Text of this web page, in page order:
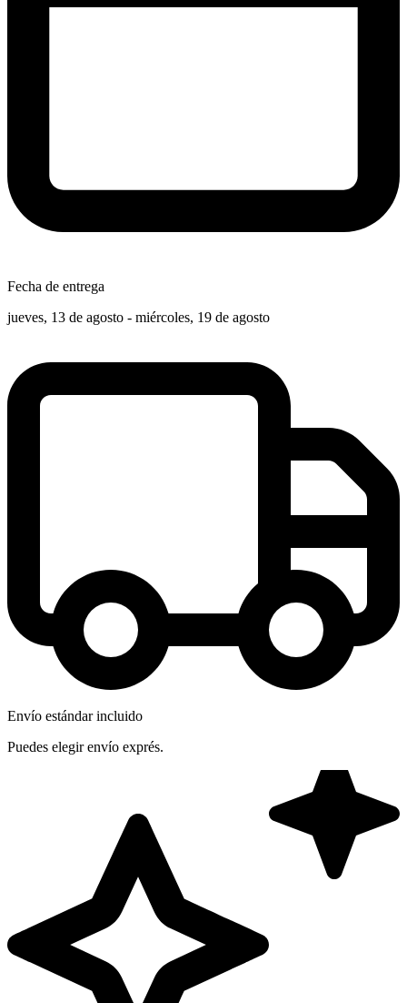
Fecha de entrega
jueves, 13 de agosto - miércoles, 19 de agosto
Envío estándar incluido
Puedes elegir envío exprés.